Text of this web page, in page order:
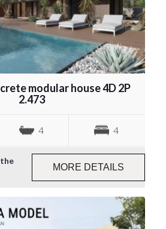
modular house 4D 2P
2.473
4 4
MORE DETAILS